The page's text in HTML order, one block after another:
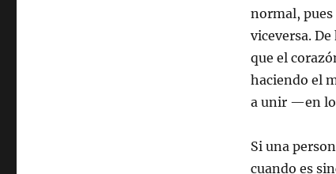
normal, pues
viceversa.
que el
haciendo el
a unir —en lo
Si una
cuando es